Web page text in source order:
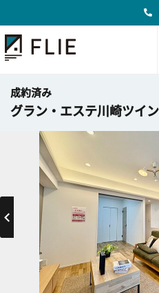
成約済み
グラン・エステ川崎ツイ